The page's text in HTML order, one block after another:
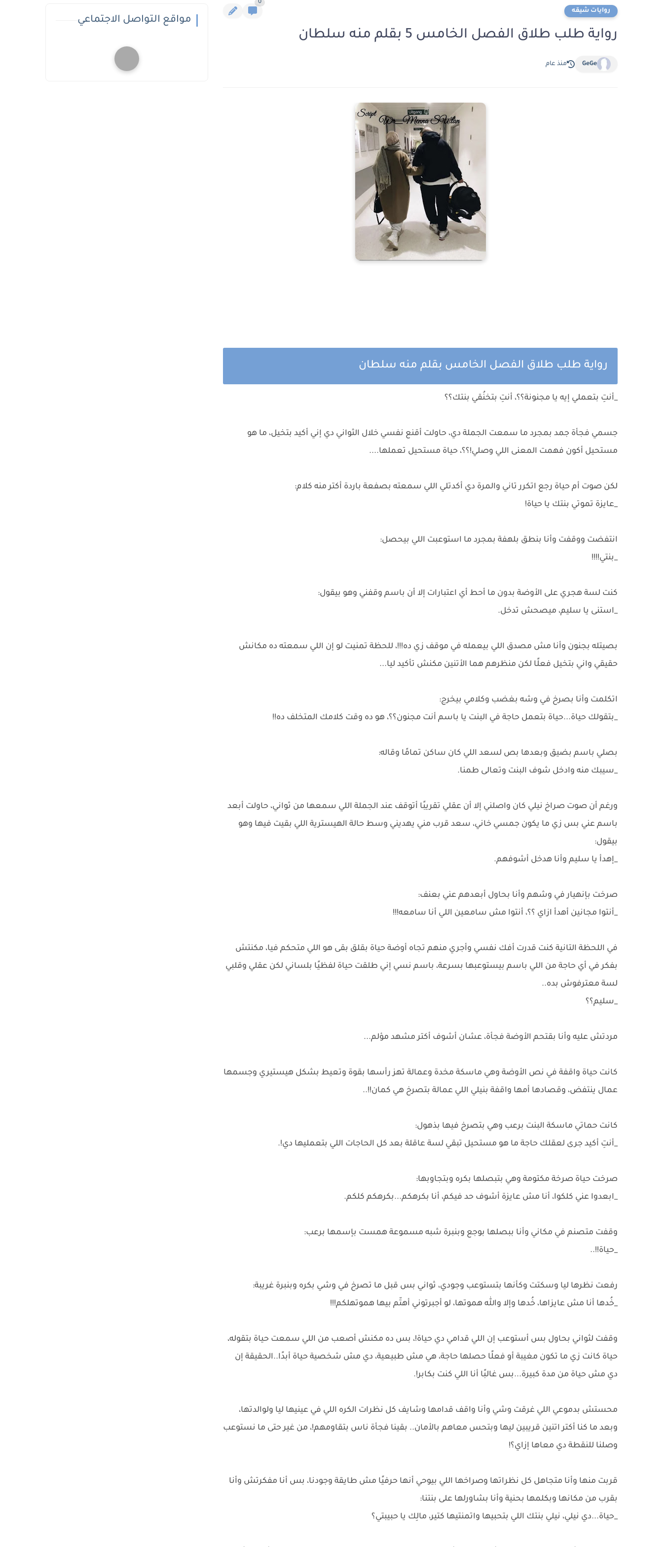
روايات شيقه
0
رواية طلب طلاق الفصل الخامس 5 بقلم منه سلطان
GeGe منذ عام
رواية طلب طلاق الفصل الخامس بقلم منه سلطان
_أنتِ بتعملي إيه يا مجنونة؟؟، أنتِ بتخنُقي بنتك؟؟
جسمي فجأة جمد بمجرد ما سمعت الجملة دي، حاولت أقنع نفسي خلال الثواني دي إني أكيد بتخيل، ما هو
مستحيل أكون فهمت المعنى اللي وصلي!؟؟، حياة مستحيل تعملها....
لكن صوت أم حياة رجع اتكرر تاني والمرة دي أكدتلي اللي سمعته بصفعة باردة أكتر منه كلام:
_عايزة تموتي بنتك يا حياة!
انتفضت ووقفت وأنا بنطق بلهفة بمجرد ما استوعبت اللي بيحصل:
_بنتي!!!!
كنت لسة هجري على الأوضة بدون ما أحط أي اعتبارات إلا أن باسم وقفني وهو بيقول:
_استنى يا سليم، ميصحش تدخل.
بصيتله بجنون وأنا مش مصدق اللي بيعمله في موقف زي ده!!!، للحظة تمنيت لو إن اللي سمعته ده مكانش
حقيقي واني بتخيل فعلًا لكن منظرهم هما الأتنين مكنش تأكيد ليا...
اتكلمت وأنا بصرخ في وشه بغضب وكلامي بيخرج:
_بتقولك حياة...حياة بتعمل حاجة في البنت يا باسم أنت مجنون؟؟، هو ده وقت كلامك المتخلف ده!!
بصلي باسم بضيق وبعدها بص لسعد اللي كان ساكن تمامًا وقاله:
_سيبك منه وادخل شوف البنت وتعالى طمنا.
ورغم أن صوت صراخ نيلي كان واصلني إلا أن عقلي تقريبًا أتوقف عند الجملة اللي سمعها من ثواني، حاولت أبعد
باسم عني بس زي ما يكون جمسي خاني، سعد قرب مني يهديني وسط حالة الهيسترية اللي بقيت فيها وهو
بيقول:
_إهدأ يا سليم وأنا هدخل أشوفهم.
صرخت بإنهيار في وشهم وأنا بحاول أبعدهم عني بعنف:
_أنتوا مجانين أهدأ ازاي ؟؟، أنتوا مش سامعين اللي أنا سامعه!!!
في اللحظة التانية كنت قدرت أفك نفسي وأجري منهم تجاه أوضة حياة بقلق بقى هو اللي متحكم فيا، مكنتش
بفكر في أي حاجة من اللي باسم بيستوعبها بسرعة، باسم نسي إني طلقت حياة لفظيًا بلساني لكن عقلي وقلبي
لسة معترفوش بده..
_سليم؟؟
مردتش عليه وأنا بقتحم الأوضة فجأة، عشان أشوف أكتر مشهد مؤلم...
كانت حياة واقفة في نص الأوضة وهي ماسكة مخدة وعمالة تهز رأسها بقوة وتعيط بشكل هيستيري وجسمها
عمال ينتفض، وقصادها أمها واقفة بنيلي اللي عمالة بتصرخ هي كمان!!..
كانت حماتي ماسكة البنت برعب وهي بتصرخ فيها بذهول:
_أنتِ أكيد جرى لعقلك حاجة ما هو مستحيل تبقي لسة عاقلة بعد كل الحاجات اللي بتعمليها دي!.
صرخت حياة صرخة مكتومة وهي بتبصلها بكره وبتجاوبها:
_ابعدوا عني كلكوا، أنا مش عايزة أشوف حد فيكم، أنا بكرهكم...بكرهكم كلكم.
وقفت متصنم في مكاني وأنا ببصلها بوجع وبنبرة شبه مسموعة همست بإسمها برعب:
_حياة!!..
رفعت نظرها ليا وسكتت وكأنها بتستوعب وجودي، ثواني بس قبل ما تصرخ في وشي بكره وبنبرة غريبة:
_خُدها أنا مش عايزاها، خُدها وإلا والله هموتها، لو أجبرتوني أهتّم بيها هموتهلكم!!!
وقفت لثواني بحاول بس أستوعب إن اللي قدامي دي حياة!، بس ده مكنش أصعب من اللي سمعت حياة بتقوله،
حياة كانت زي ما تكون مغيبة أو فعلًا حصلها حاجة، هي مش طبيعية، دي مش شخصية حياة أبدًا..الحقيقة إن
دي مش حياة من مدة كبيرة...بس غالبًا أنا اللي كنت بكابر!.
محستش بدموعي اللي غرقت وشي وأنا واقف قدامها وشايف كل نظرات الكره اللي في عينيها ليا ولوالدتها،
وبعد ما كنا أكتر اتنين قريبين ليها وبتحس معاهم بالأمان.. بقينا فجأة ناس بتقاومهم!، من غير حتى ما نستوعب
وصلنا للنقطة دي معاها إزاي؟!
قربت منها وأنا متجاهل كل نظراتها وصراخها اللي بيوحي أنها حرفيًا مش طايقة وجودنا، بس أنا مفكرتش وأنا
بقرب من مكانها وبكلمها بحنية وأنا بشاورلها على بنتنا:
_حياة...دي نيلي، نيلي بنتك اللي بتحبيها واتمنتيها كتير، مالِك يا حبيبتي؟
مواقع التواصل الاجتماعي